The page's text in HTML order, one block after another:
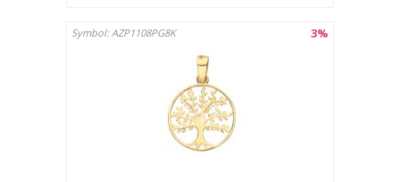
3%
Symbol: AZP1108PG8K